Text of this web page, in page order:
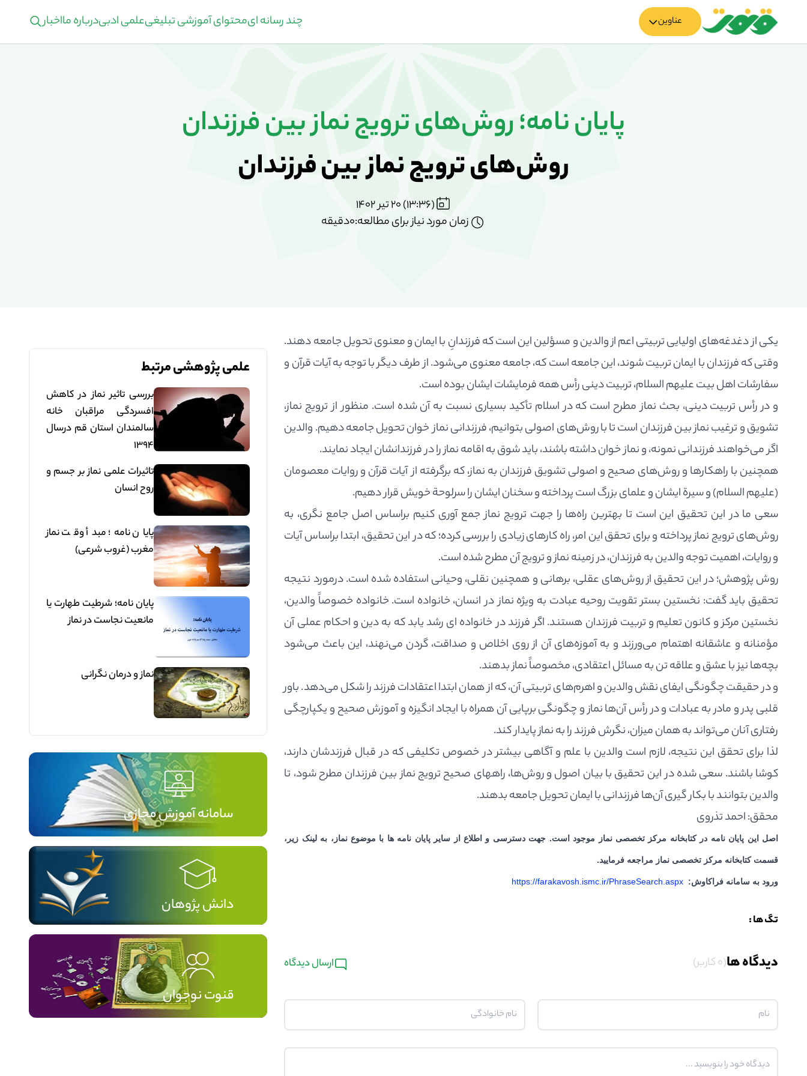
عناوین چند رسانه ایمحتوای آموزشی تبلیغیعلمی ادبیدرباره مااخبار
پایان نامه؛ روش‌های ترویج نماز بین فرزندان
روش‌های ترویج نماز بین فرزندان
(13:36) 20 تیر 1402
زمان مورد نیاز برای مطالعه:0دقیقه
یکی از دغدغه‌های اولیایی تربیتی اعم از والدین و مسؤلین این است که فرزندانِ با ایمان و معنوی تحویل جامعه دهند.
وقتی که فرزندان با ایمان تربیت شوند، این جامعه است که، جامعه معنوی می‌شود. از طرف دیگر با توجه به آیات قرآن و
سفارشات اهل بیت علیهم السلام، تربیت دینی رأس همه فرمایشات ایشان بوده است.
و در رأس تربیت دینی، بحث نماز مطرح است که در اسلام تأکید بسیاری نسبت به آن شده است. منظور از ترویج نماز،
تشویق و ترغیب نماز بین فرزندان است تا با روش‌های اصولی بتوانیم، فرزندانی نماز خوان تحویل جامعه دهیم. والدین
اگر می‌خواهند فرزندانی نمونه، و نماز خوان داشته باشند، باید شوق به اقامه نماز را در فرزندانشان ایجاد نمایند.
همچنین با راهکارها و روش‌های صحیح و اصولی تشویق فرزندان به نماز، که برگرفته از آیات قرآن و روایات معصومان
(علیهم السلام) و سیرة ایشان و علمای بزرگ است پرداخته و سخنان ایشان را سرلوحة خویش قرار دهیم.
سعی ما در این تحقیق این است تا بهترین راه‌ها را جهت ترویج نماز جمع آوری کنیم براساس اصل جامع نگری، به
روش‌های ترویج نماز پرداخته و برای تحقق این امر، راه کارهای زیادی را بررسی کرده؛ که در این تحقیق، ابتدا براساس آیات
و روایات، اهمیت توجه والدین به فرزندان، در زمینه نماز و ترویج آن مطرح شده است.
روش پژوهش؛ در این تحقیق از روش‌های عقلی، برهانی و همچنین نقلی، وحیانی استفاده شده است. درمورد نتیجه
تحقیق باید گفت: نخستین بستر تقویت روحیه عبادت به ویژه نماز در انسان، خانواده است. خانواده خصوصاً والدین،
نخستین مرکز و کانون تعلیم و تربیت فرزندان هستند. اگر فرزند در خانواده ای رشد یابد که به دین و احکام عملی آن
مؤمنانه و عاشقانه اهتمام می‌ورزند و به آموزه‌های آن از روی اخلاص و صداقت، گردن می‌نهند، این باعث می‌شود
بچه‌ها نیز با عشق و علاقه تن به مسائل اعتقادی، مخصوصاً نماز بدهند.
و در حقیقت چگونگی ایفای نقش والدین و اهرم‌های تربیتی آن، که از همان ابتدا اعتقادات فرزند را شکل می‌دهد. باور
قلبی پدر و مادر به عبادات و در رأس آن‌ها نماز و چگونگی برپایی آن همراه با ایجاد انگیزه و آموزش صحیح و یکپارچگی
رفتاری آنان می‌تواند به همان میزان، نگرش فرزند را به نماز پایدار کند.
لذا برای تحقق این نتیجه، لازم است والدین با علم و آگاهی بیشتر در خصوص تکلیفی که در قبال فرزندشان دارند،
کوشا باشند. سعی شده در این تحقیق با بیان اصول و روش‌ها، راههای صحیح ترویج نماز بین فرزندان مطرح شود، تا
والدین بتوانند با بکار گیری آن‌ها فرزندانی با ایمان تحویل جامعه بدهند.
محقق: احمد تذروی
اصل این پایان نامه در کتابخانه مرکز تخصصی نماز موجود است. جهت دسترسی و اطلاع از سایر پایان نامه ها با موضوع نماز، به لینک زیر،
قسمت کتابخانه مرکز تخصصی نماز مراجعه فرمایید.
ورود به سامانه فراکاوش: https://farakavosh.ismc.ir/PhraseSearch.aspx
تگ ها :
دیدگاه ها(0 کاربر) ارسال دیدگاه
علمی پژوهشی مرتبط
بررسی تاثیر نماز در کاهش
افسردگی مراقبان خانه
سالمندان استان قم درسال
1394
تاثیرات علمی نماز بر جسم و
روح انسان
پایان نامه؛ مبدأ وقت نماز
مغرب (غروب شرعی)
پایان نامه؛ شرطیت طهارت یا
مانعیت نجاست در نماز
نماز و درمان نگرانی
سامانه آموزش مجازی
دانش پژوهان
قنوت نوجوان